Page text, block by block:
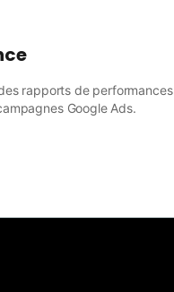
rapports de performances
Google Ads.